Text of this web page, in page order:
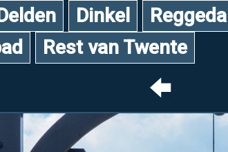
Dinkel Reggedal
Rest van Twente